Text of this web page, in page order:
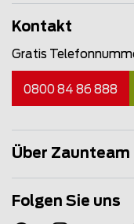
Kontakt
Gratis
0800 84 86 888
Über Zaunteam
Folgen Sie uns